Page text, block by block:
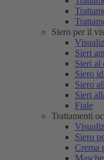
Siero per il
Sieri
Sieri al
Siero
Siero
Sieri
Fiale
Trattamenti
Siero
Crema